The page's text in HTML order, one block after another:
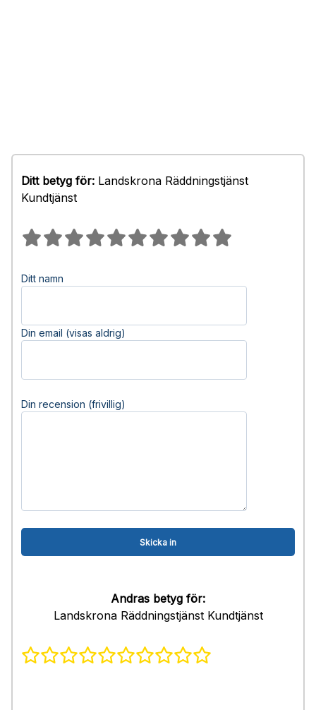
Ditt betyg för: Landskrona Räddningstjänst
Kundtjänst
Ditt namn
Din email (visas aldrig)
Din recension (frivillig)
Andras betyg för:
Landskrona Räddningstjänst Kundtjänst